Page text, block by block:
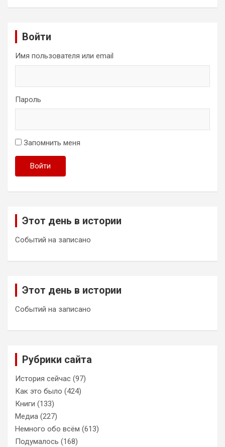
Войти
Имя пользователя или email
Пароль
Запомнить меня
Войти
Этот день в истории
Событий на записано
Этот день в истории
Событий на записано
Рубрики сайта
История сейчас (97)
Как это было (424)
Книги (133)
Медиа (227)
Немного обо всём (613)
Подумалось (168)